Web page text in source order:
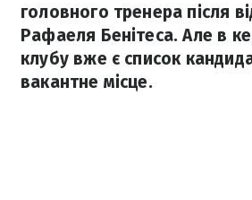
головного тренера після
Рафаеля Бенітеса. Але в
клубу вже є список
вакантне місце.